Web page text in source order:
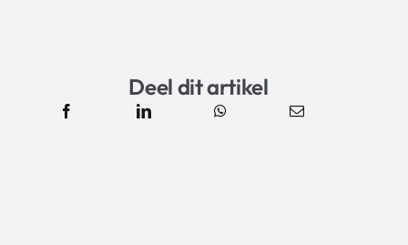
Deel dit artikel